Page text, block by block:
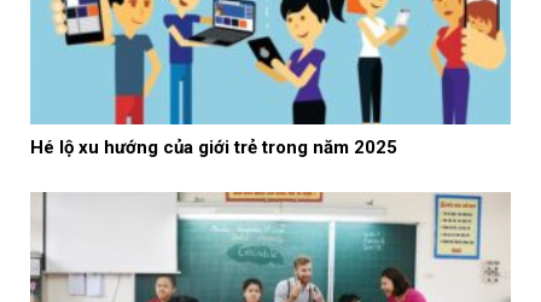
Hé lộ xu hướng của giới trẻ trong năm 2025